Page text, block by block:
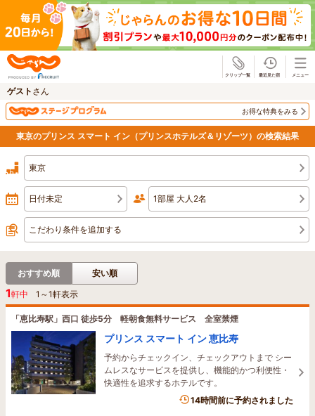
ゲスト さん
お得な特典をみる
東京のプリンス スマート イン（プリンスホテルズ＆リゾーツ）の検索結果
東京
日付未定 1部屋 大人2名
こだわり条件を追加する
おすすめ順 安い順
1軒中 1 ～1軒表示
「恵比寿駅」西口 徒歩5分 軽朝食無料サービス 全室禁煙
プリンス スマート イン 恵比寿
予約からチェックイン、チェックアウトまで シー
ムレスなサービスを提供し、機能的かつ利便性・
快適性を追求するホテルです。
14時間前に予約されました